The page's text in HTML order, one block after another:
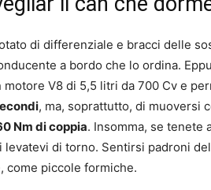
di differenziale e bracci delle
a bordo che lo ordina.
motore V8 di 5,5 litri da 700 Cv e
, ma, soprattutto, di muoversi
Nm di coppia. Insomma, se tenete
levatevi di torno. Sentirsi padroni
come piccole formiche.